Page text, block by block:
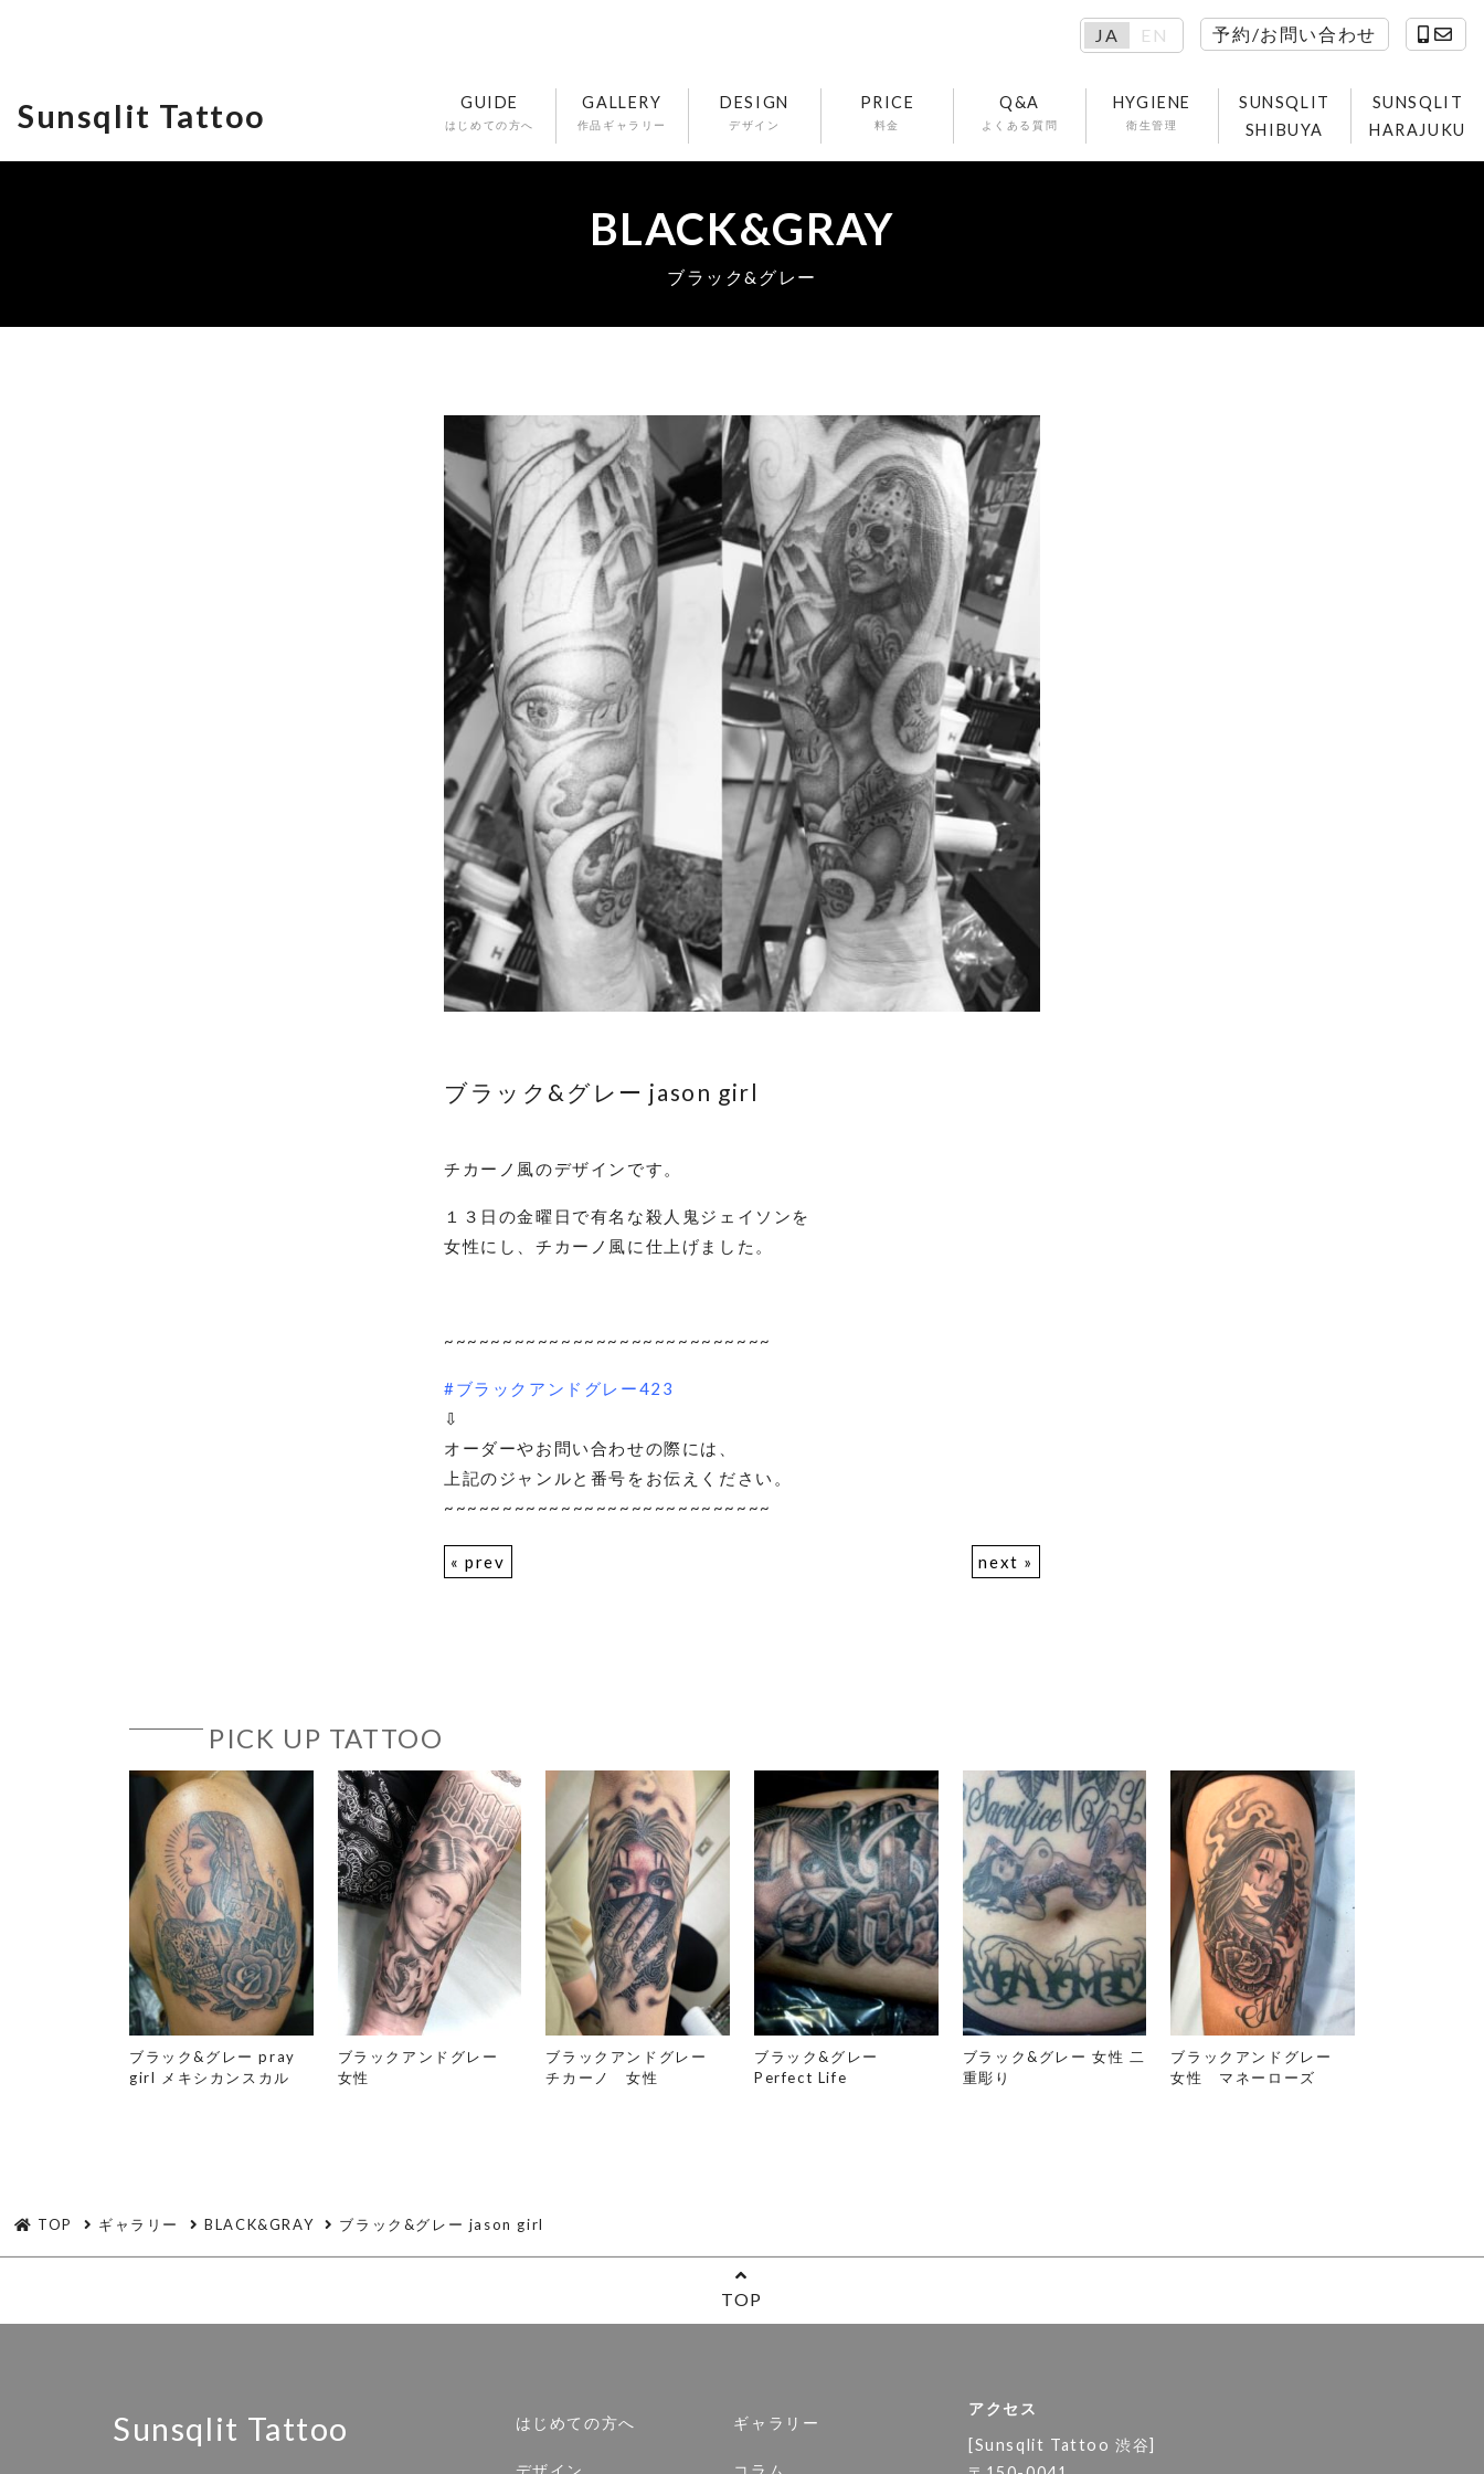
JA EN 予約/お問い合わせ
Sunsqlit Tattoo GUIDE
はじめての方へ
GALLERY
作品ギャラリー
DESIGN
デザイン
PRICE
料金
Q&A
よくある質問
HYGIENE
衛生管理
SUNSQLIT
SHIBUYA
SUNSQLIT
HARAJUKU
BLACK&GRAY
ブラック&グレー
ブラック&グレー jason girl
チカーノ風のデザインです。
１３日の金曜日で有名な殺人鬼ジェイソンを
女性にし、チカーノ風に仕上げました。
~~~~~~~~~~~~~~~~~~~~~~~~~~~~
#ブラックアンドグレー423
⇩
オーダーやお問い合わせの際には、
上記のジャンルと番号をお伝えください。
~~~~~~~~~~~~~~~~~~~~~~~~~~~~
« prev next »
PICK UP TATTOO
ブラック&グレー pray
girl メキシカンスカル
ブラックアンドグレー
女性
ブラックアンドグレー
チカーノ 女性
ブラック&グレー
Perfect Life
ブラック&グレー 女性 二
重彫り
ブラックアンドグレー
女性 マネーローズ
TOP ギャラリー BLACK&GRAY ブラック&グレー jason girl
TOP
Sunsqlit Tattoo はじめての方へ ギャラリー
アクセス
[Sunsqlit Tattoo 渋谷]